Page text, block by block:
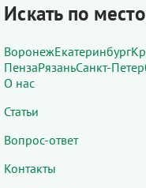
Искать по
ВоронежЕкатеринбург
ПензаРязаньСанкт-
О нас
Статьи
Вопрос-ответ
Контакты